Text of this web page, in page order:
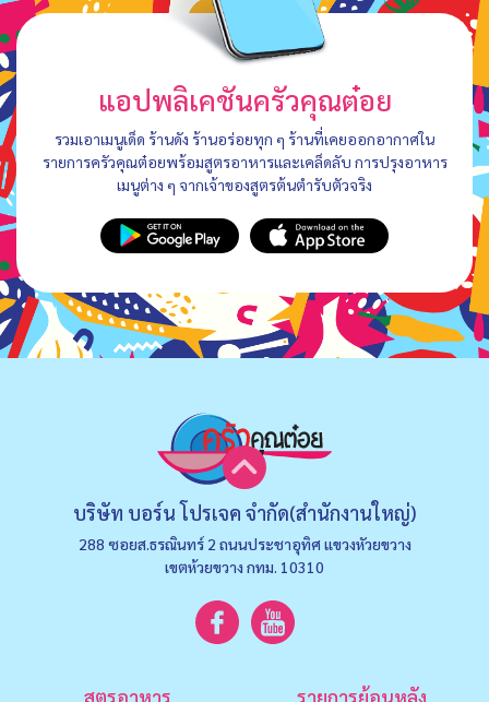
แอปพลิเคชันครัวคุณต๋อย
รวมเอาเมนูเด็ด ร้านดัง ร้านอร่อยทุก ๆ ร้านที่เคยออกอากาศใน
รายการครัวคุณต๋อยพร้อมสูตรอาหารและเคล็ดลับ การปรุงอาหาร
เมนูต่าง ๆ จากเจ้าของสูตรต้นตำรับตัวจริง
บริษัท บอร์น โปรเจค จำกัด(สำนักงานใหญ่)
288 ซอยส.ธรณินทร์ 2 ถนนประชาอุทิศ แขวงหัวยขวาง
เขตห้วยขวาง กทม. 10310
สูตรอาหาร รายการย้อนหลัง